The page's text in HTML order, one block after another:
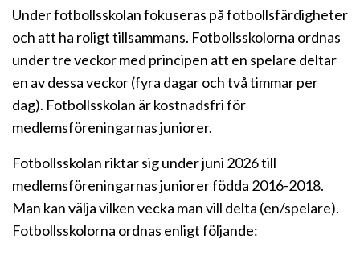
Under fotbollsskolan fokuseras på fotbollsfärdigheter
och att ha roligt tillsammans. Fotbollsskolorna ordnas
under tre veckor med principen att en spelare deltar
en av dessa veckor (fyra dagar och två timmar per
dag). Fotbollsskolan är kostnadsfri för
medlemsföreningarnas juniorer.
Fotbollsskolan riktar sig under juni 2026 till
medlemsföreningarnas juniorer födda 2016-2018.
Man kan välja vilken vecka man vill delta (en/spelare).
Fotbollsskolorna ordnas enligt följande: